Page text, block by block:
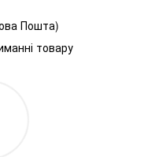
Пошта)
товару